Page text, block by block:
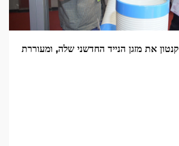
את מזגן הנייד החדשני שלה, ומעוררת